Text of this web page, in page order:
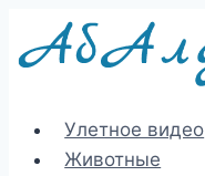
Перейти
Улетное видео
Животные